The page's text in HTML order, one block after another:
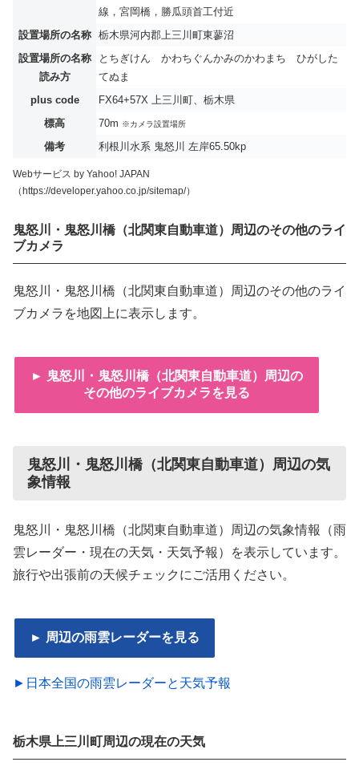
線，宮岡橋，勝瓜頭首工付近
設置場所の名称
栃木県河内郡上三川町東蓼沼
設置場所の名称
読み方
とちぎけん かわちぐんかみのかわまち ひがした
てぬま
plus code
FX64+57X 上三川町、栃木県
標高
70m ※カメラ設置場所
備考 利根川水系 鬼怒川 左岸65.50kp
Webサービス by Yahoo! JAPAN
（https://developer.yahoo.co.jp/sitemap/）
鬼怒川・鬼怒川橋（北関東自動車道）周辺のその他のライ
ブカメラ
鬼怒川・鬼怒川橋（北関東自動車道）周辺のその他のライ
ブカメラを地図上に表示します。
► 鬼怒川・鬼怒川橋（北関東自動車道）周辺の
その他のライブカメラを見る
鬼怒川・鬼怒川橋（北関東自動車道）周辺の気
象情報
鬼怒川・鬼怒川橋（北関東自動車道）周辺の気象情報（雨
雲レーダー・現在の天気・天気予報）を表示しています。
旅行や出張前の天候チェックにご活用ください。
► 周辺の雨雲レーダーを見る
►日本全国の雨雲レーダーと天気予報
栃木県上三川町周辺の現在の天気